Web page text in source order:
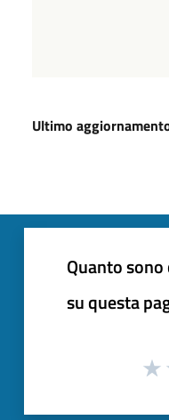
Ultimo
Quanto
su questa